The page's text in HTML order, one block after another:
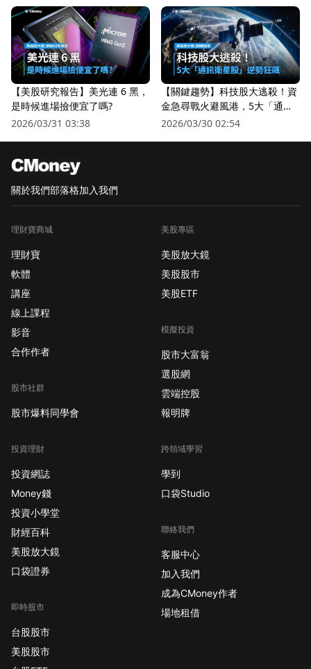
【美股研究報告】美光連 6 黑，
是時候進場撿便宜了嗎?
2026/03/31 03:38
【關鍵趨勢】科技股大逃殺！資
金急尋戰火避風港，5大「通訊
衛星股」逆勢狂飆
2026/03/30 02:54
關於我們部落格加入我們
理財寶商城
理財寶
軟體
講座
線上課程
影音
合作作者
股市社群
股市爆料同學會
投資理財
投資網誌
Money錢
投資小學堂
財經百科
美股放大鏡
口袋證券
即時股市
台股股市
美股股市
美股專區
美股放大鏡
美股股市
美股ETF
模擬投資
股市大富翁
選股網
雲端控股
報明牌
跨領域學習
學到
口袋Studio
聯絡我們
客服中心
加入我們
成為CMoney作者
場地租借